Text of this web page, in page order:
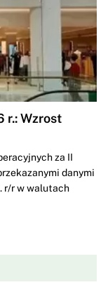
r.: Wzrost
za II
danymi
r/r w walutach